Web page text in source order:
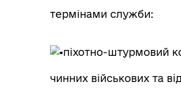
термінами служби:
піхотно-штурмовий
чинних військових та